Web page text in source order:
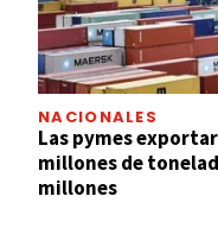
NACIONALES
Las pymes
millones de
millones